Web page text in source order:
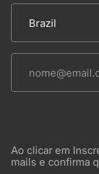
Ao clicar em
mails e confirma